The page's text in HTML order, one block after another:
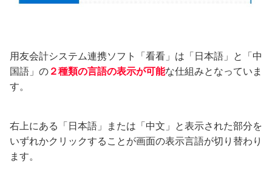
用友会計システム連携ソフト「看看」は「日本語」と「中
国語」の ２種類の言語の表示が可能な仕組みとなっていま
す。
右上にある「日本語」または「中文」と表示された部分を
いずれかクリックすることが画面の表示言語が切り替わり
ます。